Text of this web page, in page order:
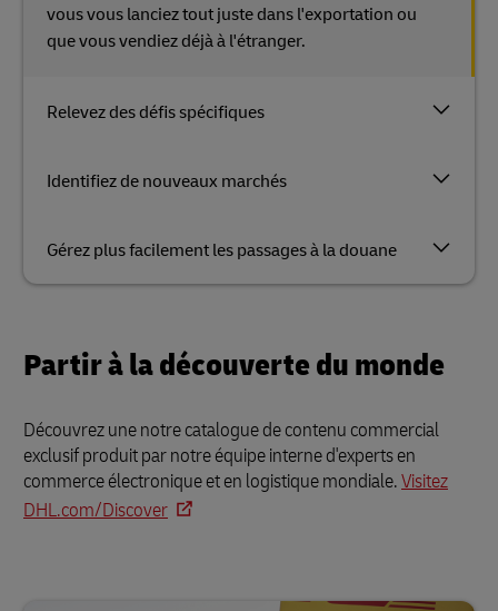
Relevez des défis spécifiques
Identifiez de nouveaux marchés
Gérez plus facilement les passages à la douane
vous vous lanciez tout juste dans l'exportation ou
que vous vendiez déjà à l'étranger.
Partir à la découverte du monde
Découvrez une notre catalogue de contenu commercial
exclusif produit par notre équipe interne d'experts en
commerce électronique et en logistique mondiale.Visitez
DHL.com/Discover